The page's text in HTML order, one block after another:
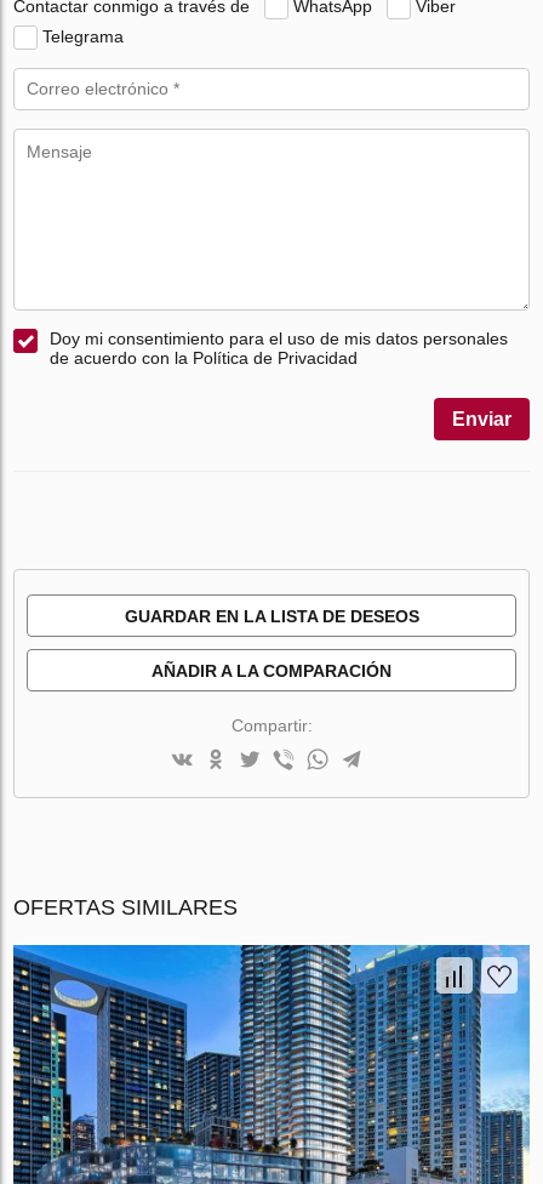
Contactar conmigo a través de WhatsApp
Viber
Telegrama
Doy mi consentimiento para el uso de mis datos personales
de acuerdo con la Política de Privacidad
Enviar
GUARDAR EN LA LISTA DE DESEOS
AÑADIR A LA COMPARACIÓN
Compartir:
OFERTAS SIMILARES